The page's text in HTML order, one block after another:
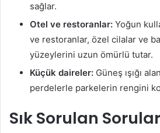
sağlar.
Otel ve restoranlar: Yoğun
ve restoranlar, özel cilalar ve
yüzeylerini uzun ömürlü tutar.
Küçük daireler: Güneş ışığı
perdelerle parkelerin rengini
Sık Sorulan Sorular